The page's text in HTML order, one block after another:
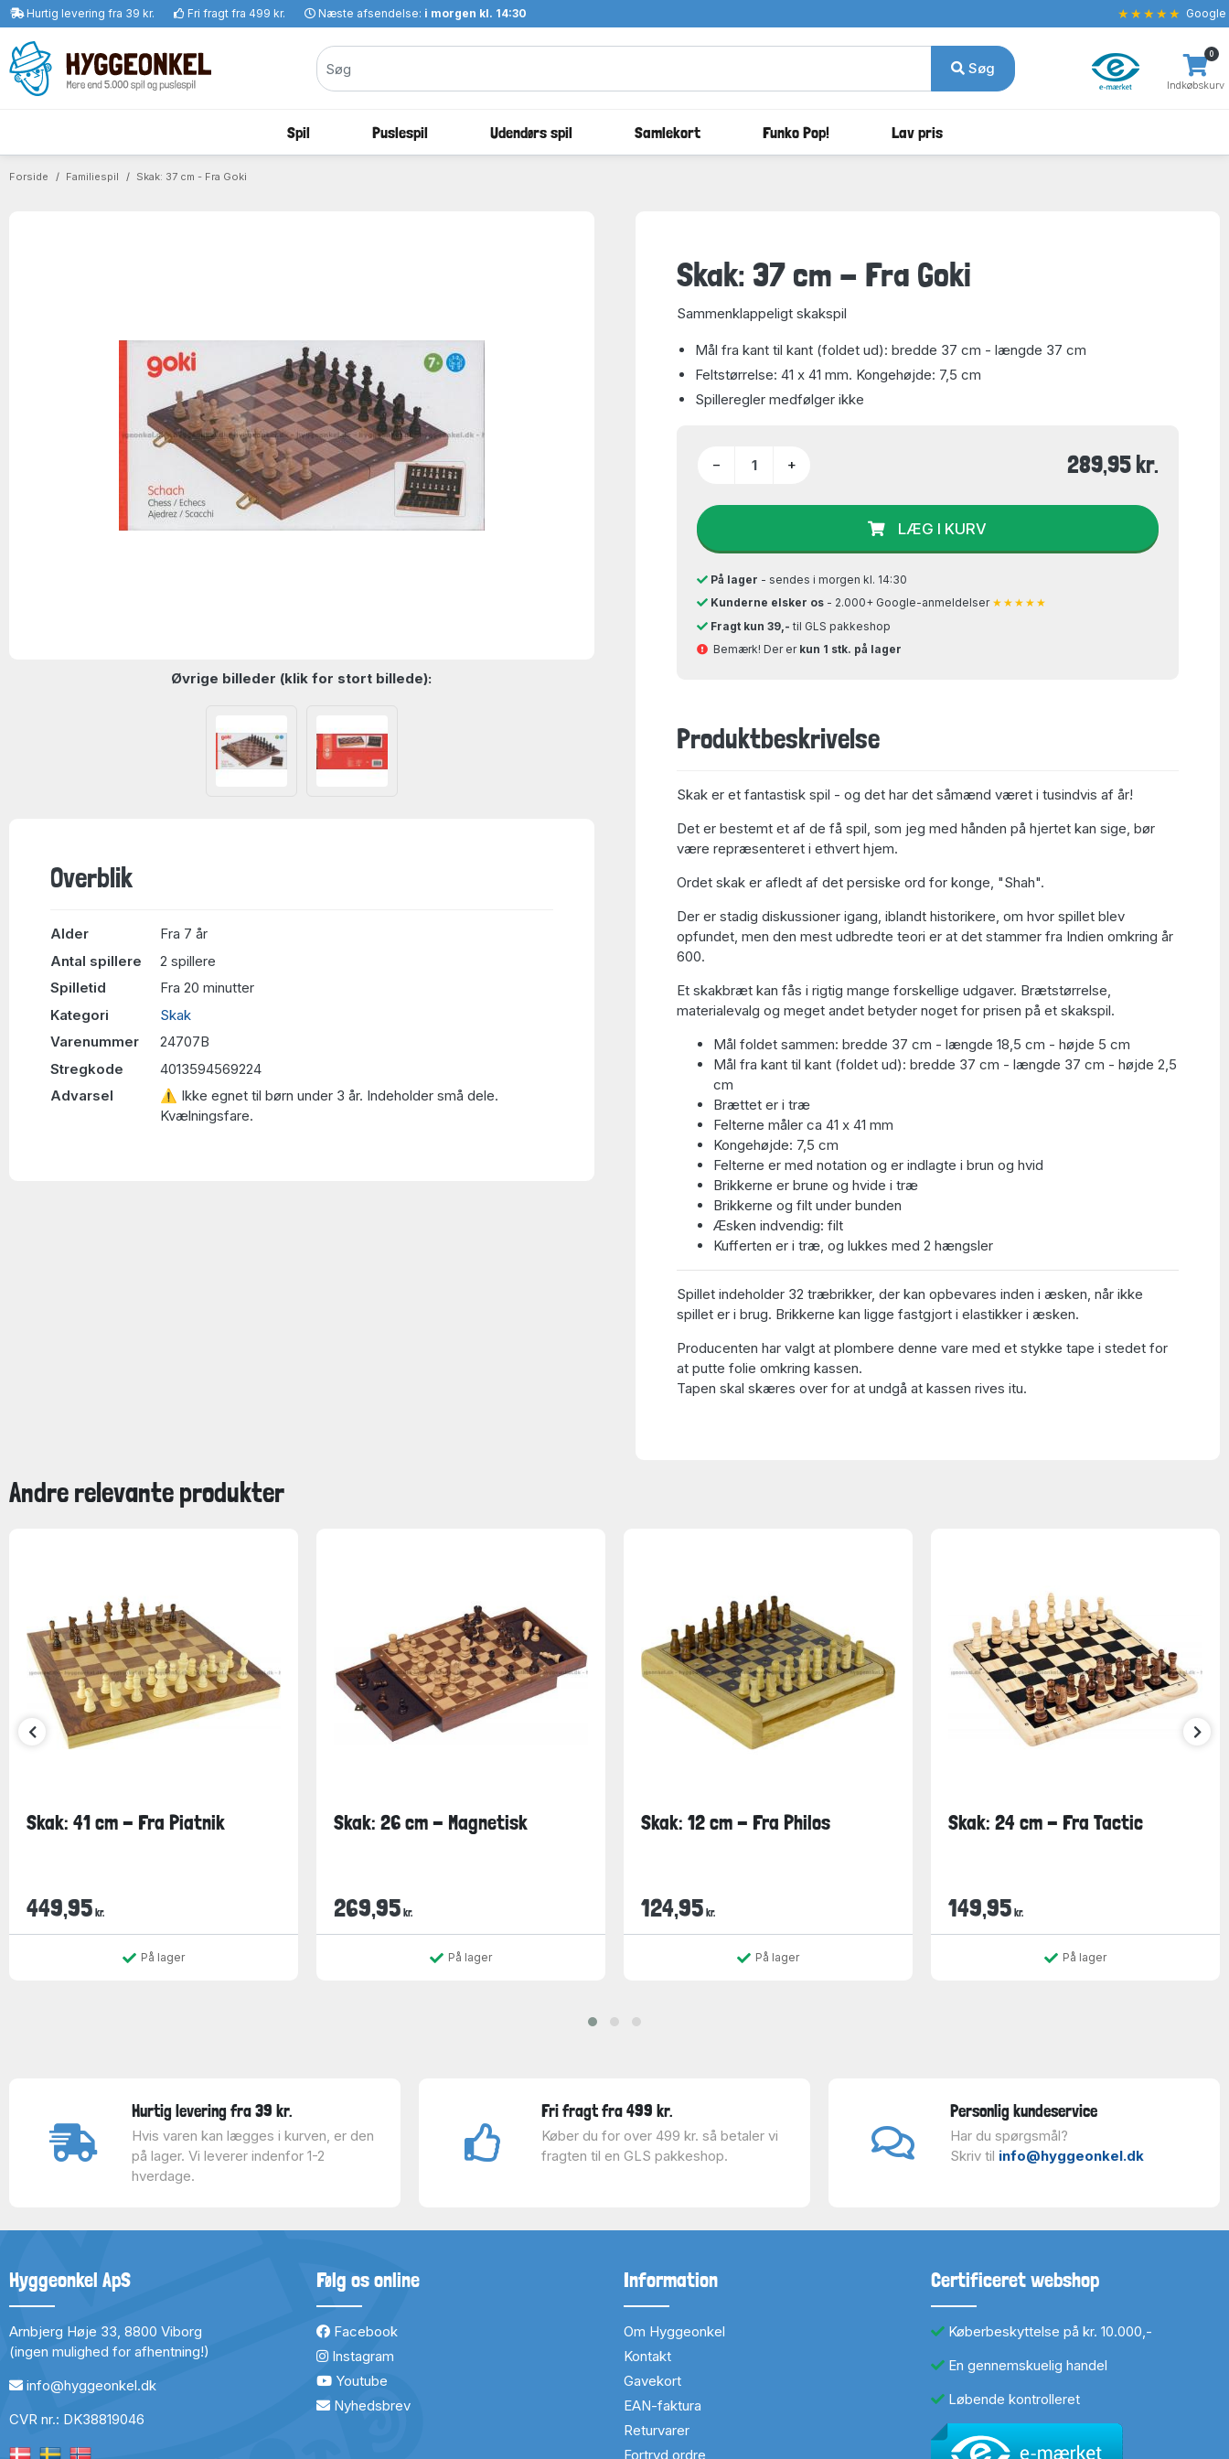
Hurtig levering fra 39 kr. Fri fragt fra 499 kr. Næste afsendelse: i morgen kl. 14:30 ★★★★★ Google
Søg
Indkøbskurv
0
Spil Puslespil Udendørs spil Samlekort Funko Pop! Lav pris
Forside Familiespil Skak: 37 cm - Fra Goki
Øvrige billeder (klik for stort billede):
Overblik
Alder
Fra 7 år
Antal spillere
2 spillere
Spilletid
Fra 20 minutter
Kategori
Skak
Varenummer
24707B
Stregkode
4013594569224
Advarsel
⚠ Ikke egnet til børn under 3 år. Indeholder små dele.
Kvælningsfare.
Skak: 37 cm - Fra Goki
Sammenklappeligt skakspil
Mål fra kant til kant (foldet ud): bredde 37 cm - længde 37 cm
Feltstørrelse: 41 x 41 mm. Kongehøjde: 7,5 cm
Spilleregler medfølger ikke
− + 289,95 kr.
LÆG I KURV
På lager - sendes i morgen kl. 14:30
Kunderne elsker os - 2.000+ Google-anmeldelser ★★★★★
Fragt kun 39,- til GLS pakkeshop
Bemærk! Der er kun 1 stk. på lager
Produktbeskrivelse
Skak er et fantastisk spil - og det har det såmænd været i tusindvis af år!
Det er bestemt et af de få spil, som jeg med hånden på hjertet kan sige, bør
være repræsenteret i ethvert hjem.
Ordet skak er afledt af det persiske ord for konge, "Shah".
Der er stadig diskussioner igang, iblandt historikere, om hvor spillet blev
opfundet, men den mest udbredte teori er at det stammer fra Indien omkring år
600.
Et skakbræt kan fås i rigtig mange forskellige udgaver. Brætstørrelse,
materialevalg og meget andet betyder noget for prisen på et skakspil.
Mål foldet sammen: bredde 37 cm - længde 18,5 cm - højde 5 cm
Mål fra kant til kant (foldet ud): bredde 37 cm - længde 37 cm - højde 2,5
cm
Brættet er i træ
Felterne måler ca 41 x 41 mm
Kongehøjde: 7,5 cm
Felterne er med notation og er indlagte i brun og hvid
Brikkerne er brune og hvide i træ
Brikkerne og filt under bunden
Æsken indvendig: filt
Kufferten er i træ, og lukkes med 2 hængsler
Spillet indeholder 32 træbrikker, der kan opbevares inden i æsken, når ikke
spillet er i brug. Brikkerne kan ligge fastgjort i elastikker i æsken.
Producenten har valgt at plombere denne vare med et stykke tape i stedet for
at putte folie omkring kassen.
Tapen skal skæres over for at undgå at kassen rives itu.
Andre relevante produkter
Skak: 41 cm - Fra Piatnik
449,95 kr.
På lager
Skak: 26 cm - Magnetisk
269,95 kr.
På lager
Skak: 12 cm - Fra Philos
124,95 kr.
På lager
Skak: 24 cm - Fra Tactic
149,95 kr.
På lager
Hurtig levering fra 39 kr.
Hvis varen kan lægges i kurven, er den
på lager. Vi leverer indenfor 1-2
hverdage.
Fri fragt fra 499 kr.
Køber du for over 499 kr. så betaler vi
fragten til en GLS pakkeshop.
Personlig kundeservice
Har du spørgsmål?
Skriv til info@hyggeonkel.dk
Hyggeonkel ApS
Arnbjerg Høje 33, 8800 Viborg
(ingen mulighed for afhentning!)
info@hyggeonkel.dk
CVR nr.: DK38819046
Følg os online
Facebook
Instagram
Youtube
Nyhedsbrev
Information
Om Hyggeonkel
Kontakt
Gavekort
EAN-faktura
Returvarer
Fortryd ordre
Certificeret webshop
Køberbeskyttelse på kr. 10.000,-
En gennemskuelig handel
Løbende kontrolleret